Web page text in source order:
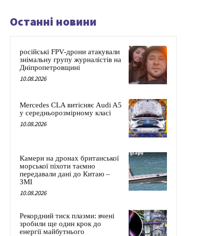
Останні новини
російські FPV-дрони атакували
знімальну групу журналістів на
Дніпропетровщині
10.08.2026
Mercedes CLA витісняє Audi A5
у середньорозмірному класі
10.08.2026
Камери на дронах британської
морської піхоти таємно
передавали дані до Китаю –
ЗМІ
10.08.2026
Рекордний тиск плазми: вчені
зробили ще один крок до
енергії майбутнього